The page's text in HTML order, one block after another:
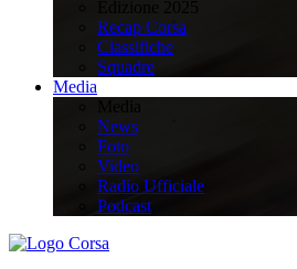
Recap Corsa
Classifiche
Squadre
Media
News
Foto
Video
Radio Ufficiale
Podcast